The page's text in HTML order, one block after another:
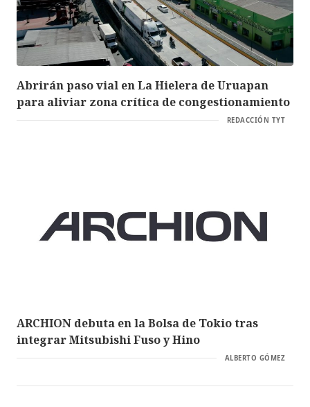
Abrirán paso vial en La Hielera de Uruapan
para aliviar zona crítica de congestionamiento
REDACCIÓN TYT
ARCHION debuta en la Bolsa de Tokio tras
integrar Mitsubishi Fuso y Hino
ALBERTO GÓMEZ